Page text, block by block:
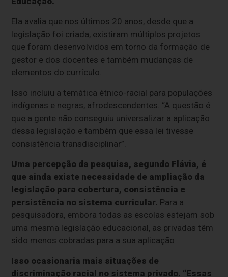
Ela avalia que nos últimos 20 anos, desde que a
legislação foi criada, existiram múltiplos projetos
que foram desenvolvidos em torno da formação de
gestor e dos docentes e também mudanças de
elementos do currículo.
Isso incluiu a temática étnico-racial para populações
indígenas e negras, afrodescendentes. “A questão é
que a gente não conseguiu universalizar a aplicação
dessa legislação e também que essa lei tivesse
consistência transdisciplinar”.
Uma percepção da pesquisa, segundo Flávia, é
que ainda existe necessidade de ampliação da
legislação para cobertura, consistência e
persistência no sistema curricular. Para a
pesquisadora, embora todas as escolas estejam sob
uma mesma legislação educacional, as privadas têm
sido menos cobradas para a sua aplicação
Isso ocasionaria mais situações de
discriminação racial no sistema privado. “Essas